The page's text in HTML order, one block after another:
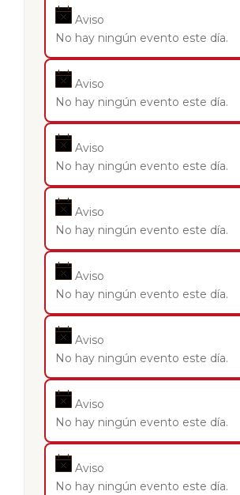
Aviso
No hay ningún evento este día.
Aviso
No hay ningún evento este día.
Aviso
No hay ningún evento este día.
Aviso
No hay ningún evento este día.
Aviso
No hay ningún evento este día.
Aviso
No hay ningún evento este día.
Aviso
No hay ningún evento este día.
Aviso
No hay ningún evento este día.